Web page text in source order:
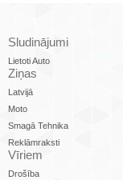
Sludinājumi
Lietoti Auto
Ziņas
Latvijā
Moto
Smagā Tehnika
Reklāmraksti
Vīriem
Drošība